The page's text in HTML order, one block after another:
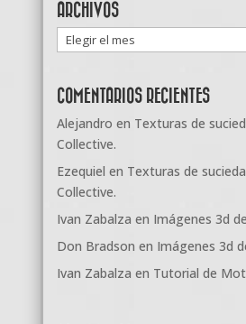
ARCHIVOS
Archivos
COMENTARIOS RECIENTES
Alejandro en Texturas de
Collective.
Ezequiel en Texturas de
Collective.
Ivan Zabalza en Imágenes 3d
Don Bradson en Imágenes 3d
Ivan Zabalza en Tutorial de